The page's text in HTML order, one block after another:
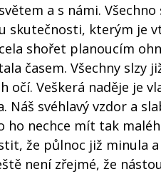
a s námi.
skutečnosti, kterým je
shořet planoucím
časem. Všechny slzy
očí. Veškerá naděje je
Náš svéhlavý vzdor a
ho nechce mít tak
že půlnoc již minula
není zřejmé, že